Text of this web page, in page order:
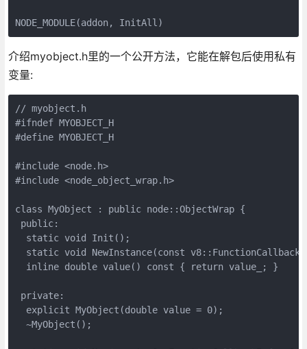
NODE_MODULE(addon, InitAll)
介绍myobject.h里的一个公开方法，它能在解包后使用私有
变量:
// myobject.h
#ifndef MYOBJECT_H
#define MYOBJECT_H
#include <node.h>
#include <node_object_wrap.h>
class MyObject : public node::ObjectWrap {
public:
  static void Init();
static void NewInstance(const
  inline double value() const { return value_; }
private:
  explicit MyObject(double value = 0);
  ~MyObject();